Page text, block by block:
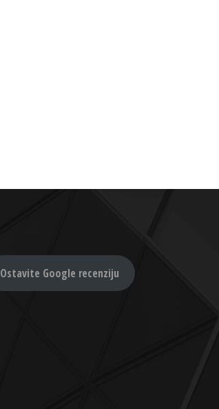
Ostavite Google recenziju